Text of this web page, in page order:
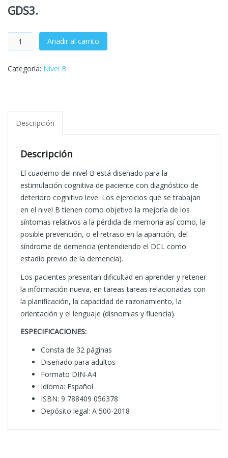
GDS3.
Añadir al carrito
Categoría: Nivel B
Descripción
Descripción
El cuaderno del nivel B está diseñado para la
estimulación cognitiva de paciente con diagnóstico de
deterioro cognitivo leve. Los ejercicios que se trabajan
en el nivel B tienen como objetivo la mejoría de los
síntomas relativos a la pérdida de memoria así como, la
posible prevención, o el retraso en la aparición, del
síndrome de demencia (entendiendo el DCL como
estadio previo de la demencia).
Los pacientes presentan dificultad en aprender y retener
la información nueva, en tareas tareas relacionadas con
la planificación, la capacidad de razonamiento, la
orientación y el lenguaje (disnomias y fluencia).
ESPECIFICACIONES:
Consta de 32 páginas
Diseñado para adultos
Formato DIN-A4
Idioma: Español
ISBN: 9 788409 056378
Depósito legal: A 500-2018